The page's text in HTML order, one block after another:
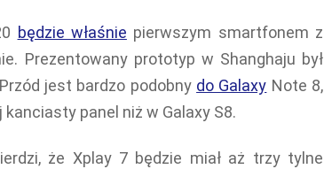
będzie właśnie pierwszym smartfonem z
Prezentowany prototyp w Shanghaju był
jest bardzo podobny do Galaxy Note 8,
kanciasty panel niż w Galaxy S8.
że Xplay 7 będzie miał aż trzy tylne